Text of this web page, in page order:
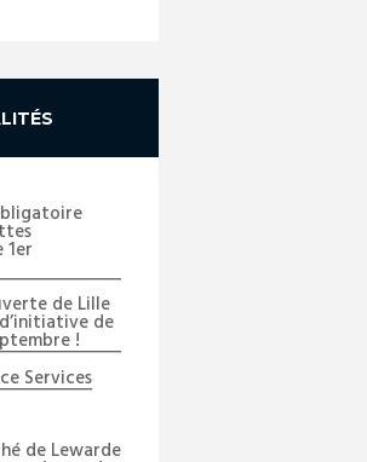
1er
de Lille
de
!
Services
de Lewarde